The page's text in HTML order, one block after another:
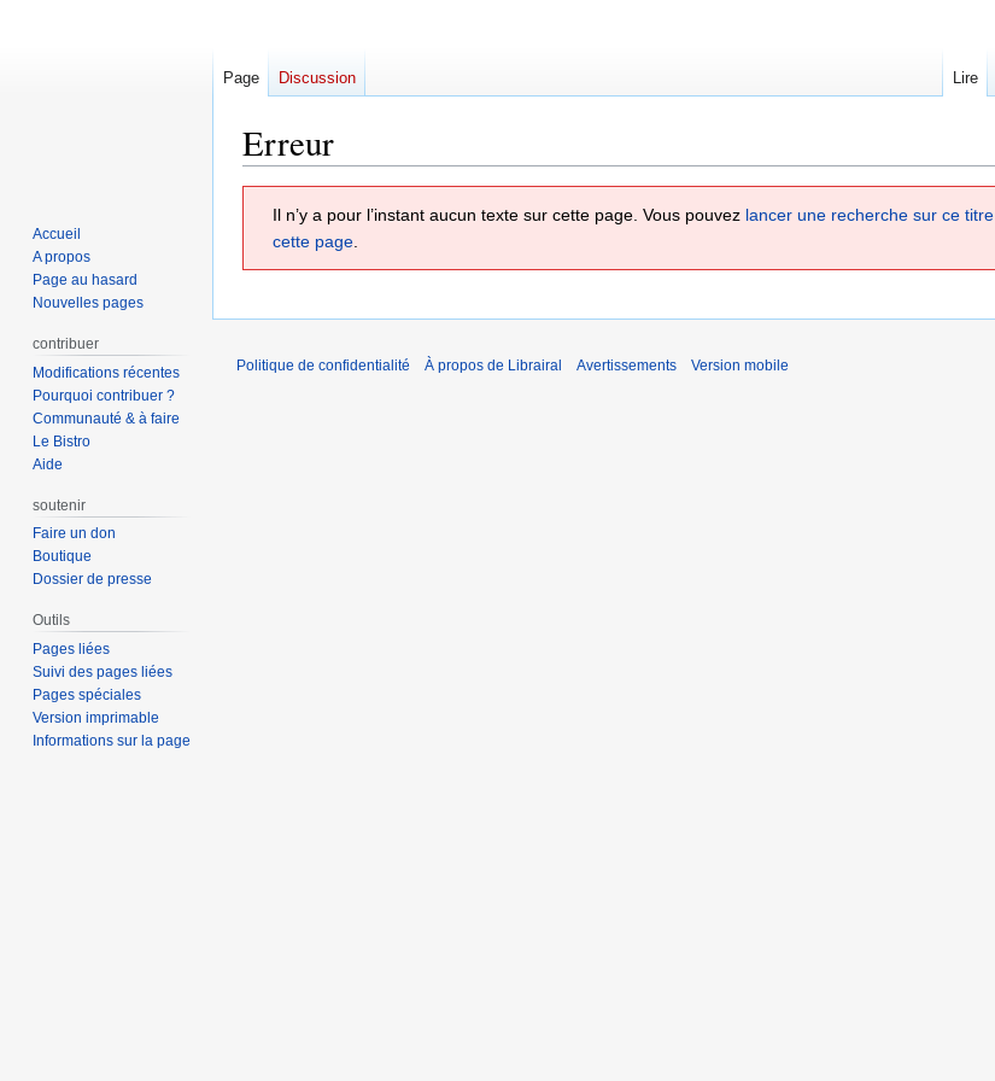
Erreur
Il n’y a pour l’instant aucun texte sur cette page. Vous pouvez lancer une recherche sur ce titre
cette page.
Page Discussion Lire
Accueil
A propos
Page au hasard
Nouvelles pages
contribuer
Modifications récentes
Pourquoi contribuer ?
Communauté & à faire
Le Bistro
Aide
soutenir
Faire un don
Boutique
Dossier de presse
Outils
Pages liées
Suivi des pages liées
Pages spéciales
Version imprimable
Informations sur la page
Politique de confidentialité À propos de Librairal Avertissements Version mobile